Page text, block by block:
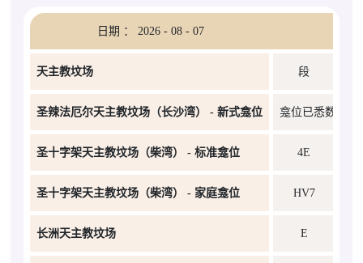
日期 ： 2026 - 08 - 07
天主教坟场 段
圣辣法厄尔天主教坟场（长沙湾） - 新式龛位 龛位已悉数编配
圣十字架天主教坟场（柴湾） - 标准龛位 4E
圣十字架天主教坟场（柴湾） - 家庭龛位 HV7
长洲天主教坟场 E